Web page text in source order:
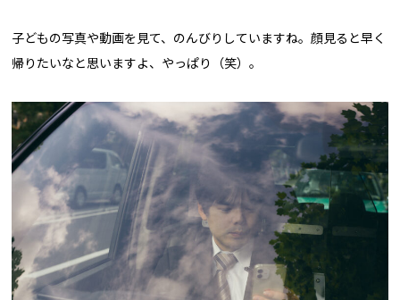
子どもの写真や動画を見て、のんびりしていますね。顔見ると早く
帰りたいなと思いますよ、やっぱり（笑）。